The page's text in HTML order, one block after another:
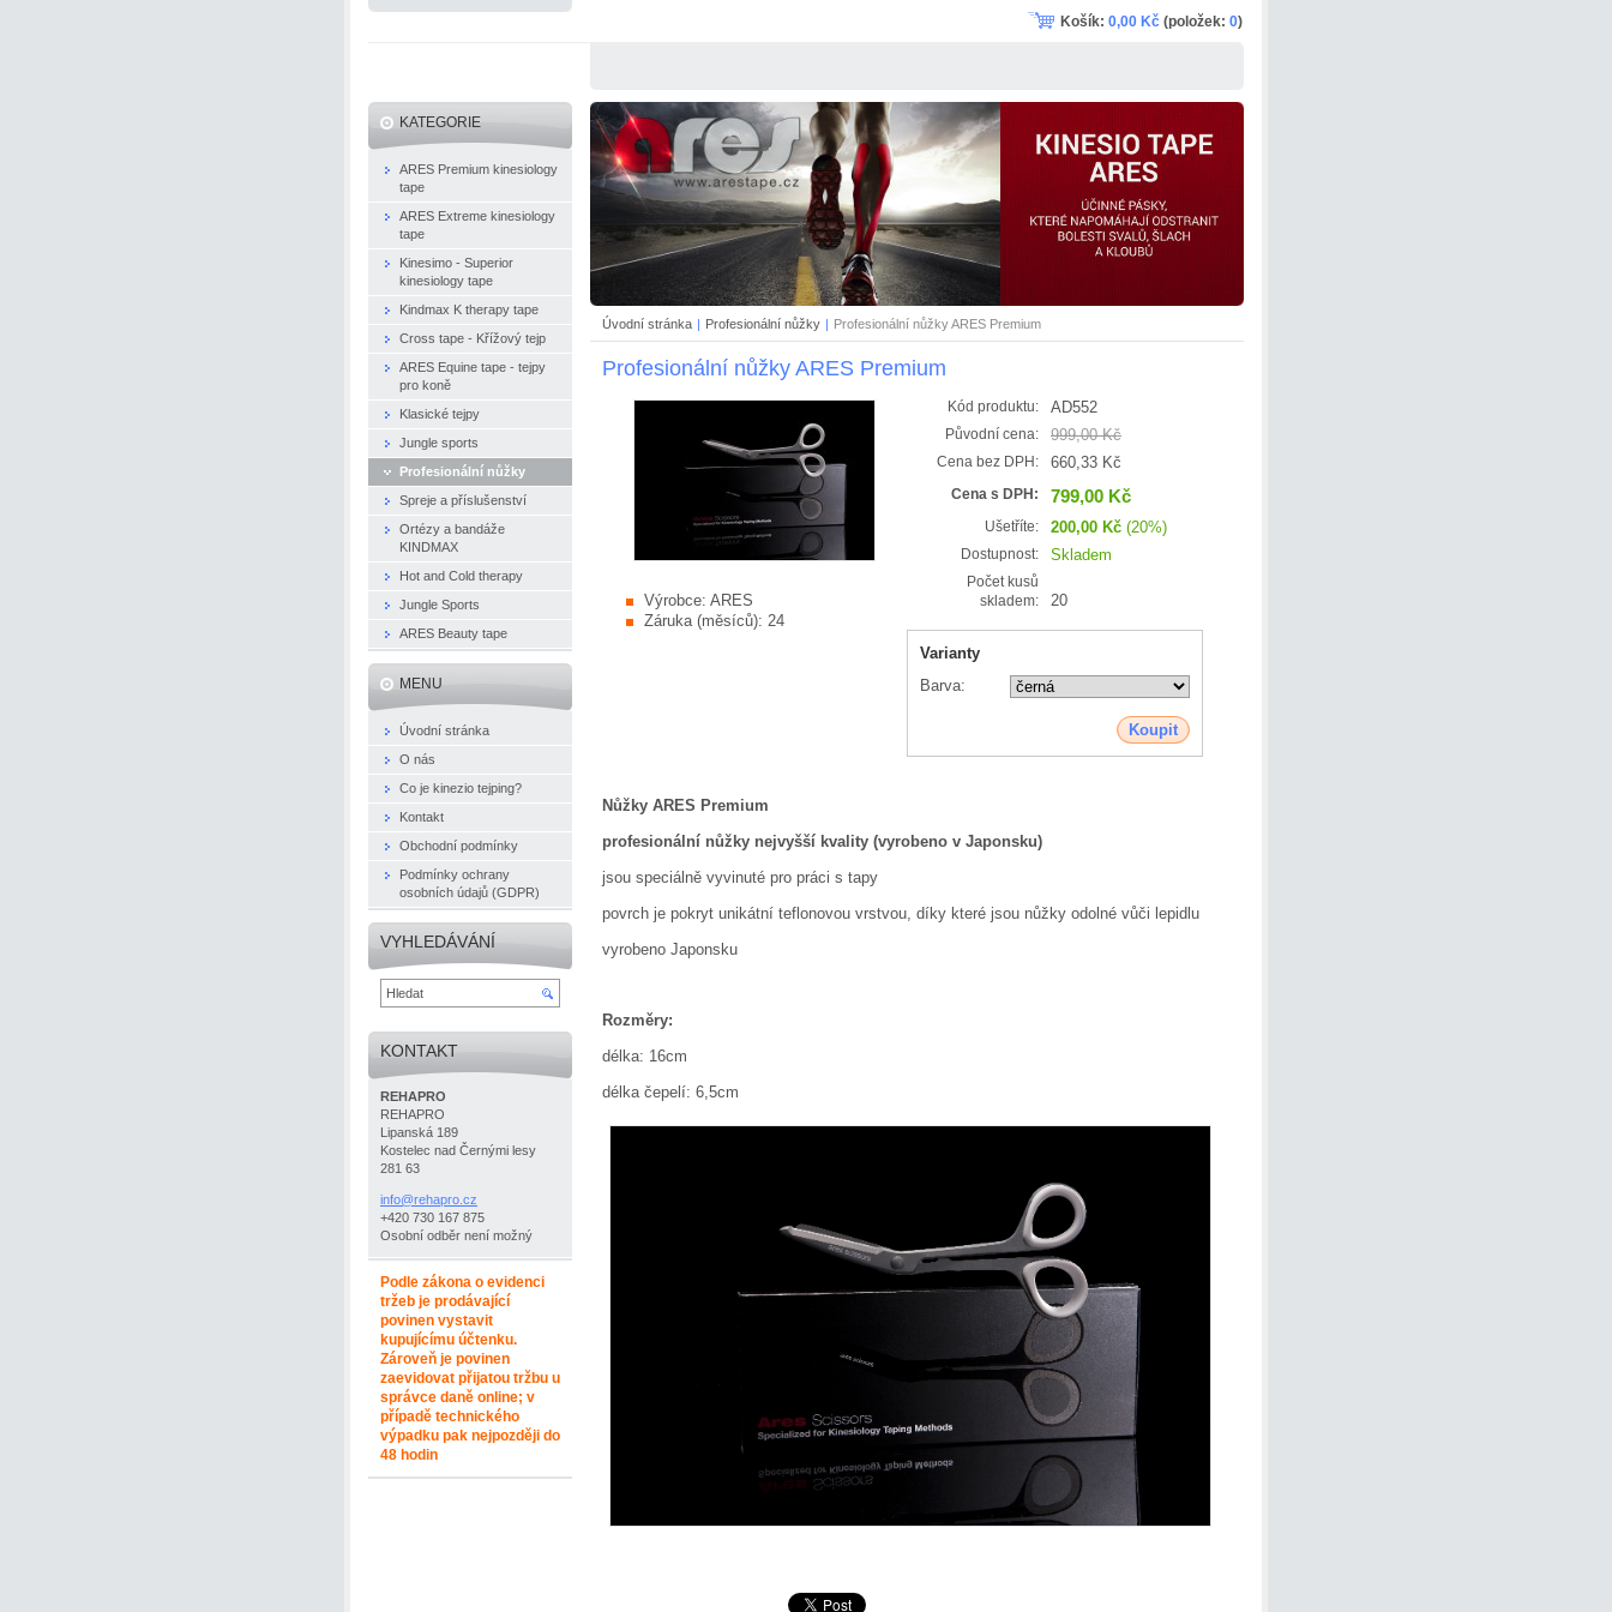
Úvodní stránka | Profesionální nůžky | Profesionální nůžky ARES Premium
Profesionální nůžky ARES Premium
Výrobce: ARES
Záruka (měsíců): 24
Kód produktu: AD552
Původní cena: 999,00 Kč
Cena bez DPH: 660,33 Kč
Cena s DPH: 799,00 Kč
Ušetříte: 200,00 Kč (20%)
Dostupnost: Skladem
Počet kusů
skladem:
20
Varianty
Barva:
Koupit
Nůžky ARES Premium
profesionální nůžky nejvyšší kvality (vyrobeno v Japonsku)
jsou speciálně vyvinuté pro práci s tapy
povrch je pokryt unikátní teflonovou vrstvou, díky které jsou nůžky odolné vůči lepidlu
vyrobeno Japonsku
Rozměry:
délka: 16cm
délka čepelí: 6,5cm
KATEGORIE
ARES Premium kinesiology
tape
ARES Extreme kinesiology
tape
Kinesimo - Superior
kinesiology tape
Kindmax K therapy tape
Cross tape - Křížový tejp
ARES Equine tape - tejpy
pro koně
Klasické tejpy
Jungle sports
Profesionální nůžky
Spreje a příslušenství
Ortézy a bandáže
KINDMAX
Hot and Cold therapy
Jungle Sports
ARES Beauty tape
MENU
Úvodní stránka
O nás
Co je kinezio tejping?
Kontakt
Obchodní podmínky
Podmínky ochrany
osobních údajů (GDPR)
VYHLEDÁVÁNÍ
KONTAKT
REHAPRO
REHAPRO
Lipanská 189
Kostelec nad Černými lesy
281 63
info@rehapro.cz
+420 730 167 875
Osobní odběr není možný
Podle zákona o evidenci
tržeb je prodávající
povinen vystavit
kupujícímu účtenku.
Zároveň je povinen
zaevidovat přijatou tržbu u
správce daně online; v
případě technického
výpadku pak nejpozději do
48 hodin
Košík: 0,00 Kč (položek: 0)